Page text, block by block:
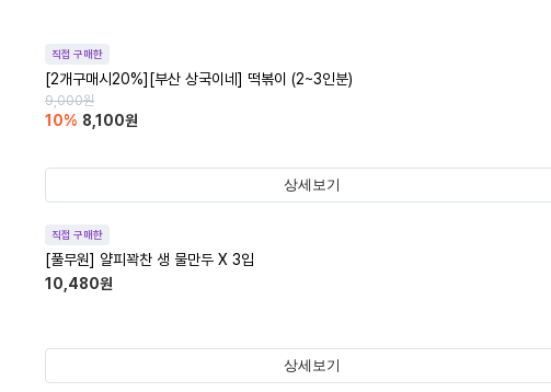
직접 구매한
[2개구매시20%][부산 상국이네] 떡볶이 (2~3인분)
9,000원
10% 8,100원
상세보기
직접 구매한
[풀무원] 얄피꽉찬 생 물만두 X 3입
10,480원
상세보기